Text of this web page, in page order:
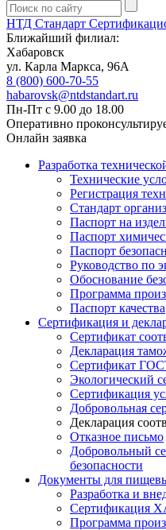
НТД Стандарт
Ближайший филиал:
Хабаровск
ул. Карла Маркса, 96А
8 (800) 600-70-55
habarovsk@ntdstandart.ru
Пн-Пт с 9.00 до 18.00
Оперативно
Онлайн заявка
Разработка
Технические
Регистрация
Стандарт
Паспорт на
Паспорт
Паспорт
Руководство по
Обоснование
Программа
Паспорт качества
Сертификация и
Сертификат
Декларация
Сертификат
Экологический
Сертификация
Добровольная
Декларация
Отказное письмо
Добровольный
безопасности
Документы для
Разработка и
Сертификация
Программа